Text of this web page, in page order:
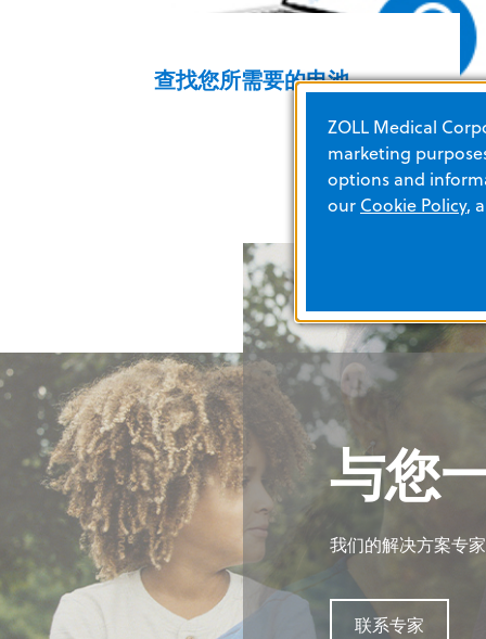
查找您所需要的电池
Learn more
与您
我们的解决方案专
联系专家
与您
我们的解决方案专
联系专家
与您
我们的解决方案专
联系专家
与您
我们的解决方案专
联系专家
ZOLL Medical
marketing
options and
our Cookie Policy,